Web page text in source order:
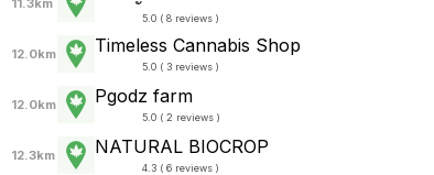
5.0 ( 8 reviews )
12.0km Timeless Cannabis Shop
5.0 ( 3 reviews )
12.0km Pgodz farm
5.0 ( 2 reviews )
12.3km NATURAL BIOCROP
4.3 ( 6 reviews )